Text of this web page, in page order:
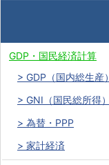
GDP・国民経済計算
GDP（国内総生産）
GNI（国民総所得）
為替・PPP
家計経済